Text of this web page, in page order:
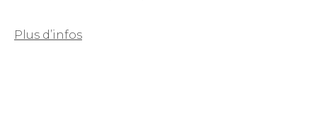
Plus d’infos